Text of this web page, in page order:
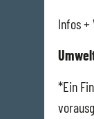
Infos +
*Ein